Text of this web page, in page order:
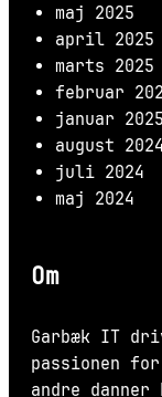
maj 2025
april 2025
marts 2025
februar
januar 2025
august 2024
juli 2024
maj 2024
Om
Garbæk IT
passionen
andre danner